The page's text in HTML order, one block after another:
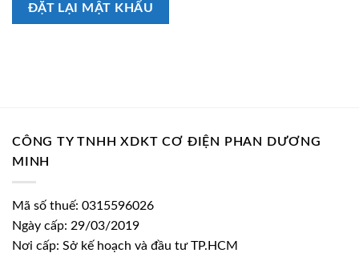
ĐẶT LẠI MẬT KHẨU
CÔNG TY TNHH XDKT CƠ ĐIỆN PHAN DƯƠNG
MINH
Mã số thuế: 0315596026
Ngày cấp: 29/03/2019
Nơi cấp: Sở kế hoạch và đầu tư TP.HCM